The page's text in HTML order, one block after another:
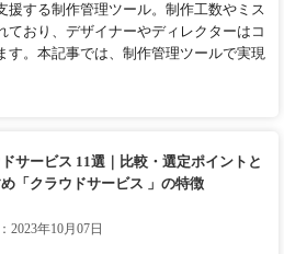
援する制作管理ツール。制作工数やミス
ており、デザイナーやディレクターはコ
す。本記事では、制作管理ツールで実現
サービス 11選｜比較・選定ポイントと
「クラウドサービス 」の特徴
2023年10月07日